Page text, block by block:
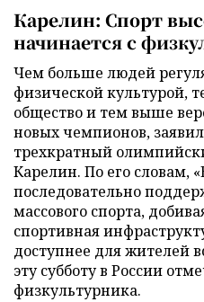
Карелин: Спорт
начинается с
Чем больше людей
физической культурой,
общество и тем выше
новых чемпионов,
трехкратный
Карелин. По его словам,
последовательно
массового спорта,
спортивная
доступнее для жителей
эту субботу в России
физкультурника.